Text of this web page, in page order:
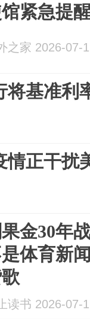
紧急提
之家 2026-07-
将基准利
情正干扰
果金30年
体育新
读书 2026-07-